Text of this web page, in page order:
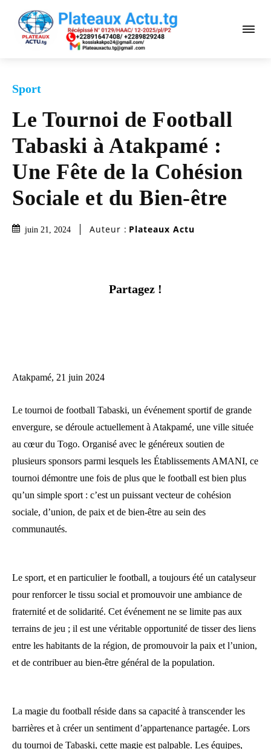
Sport
Le Tournoi de Football
Tabaski à Atakpamé :
Une Fête de la Cohésion
Sociale et du Bien-être
juin 21, 2024 Auteur : Plateaux Actu
Partagez !
Atakpamé, 21 juin 2024
Le tournoi de football Tabaski, un événement sportif de grande
envergure, se déroule actuellement à Atakpamé, une ville située
au cœur du Togo. Organisé avec le généreux soutien de
plusieurs sponsors parmi lesquels les Établissements AMANI, ce
tournoi démontre une fois de plus que le football est bien plus
qu’un simple sport : c’est un puissant vecteur de cohésion
sociale, d’union, de paix et de bien-être au sein des
communautés.
Le sport, et en particulier le football, a toujours été un catalyseur
pour renforcer le tissu social et promouvoir une ambiance de
fraternité et de solidarité. Cet événement ne se limite pas aux
terrains de jeu ; il est une véritable opportunité de tisser des liens
entre les habitants de la région, de promouvoir la paix et l’union,
et de contribuer au bien-être général de la population.
La magie du football réside dans sa capacité à transcender les
barrières et à créer un sentiment d’appartenance partagée. Lors
du tournoi de Tabaski, cette magie est palpable. Les équipes,